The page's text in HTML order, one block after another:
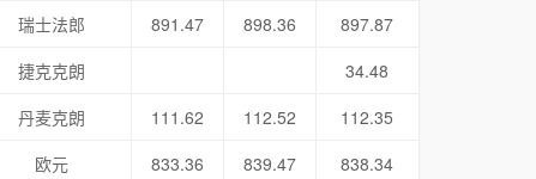
瑞士法郎
891.47 898.36
897.87
捷克克朗
34.48
丹麦克朗
111.62 112.52
112.35
欧元
833.36 839.47
838.34